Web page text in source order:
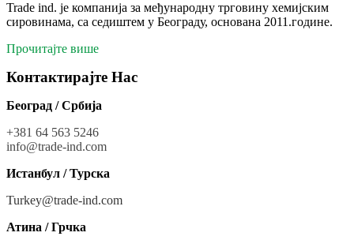
Trade ind. је компанија за међународну трговину хемијским
сировинама, са седиштем у Београду, основана 2011.године.
Прочитајте више
Контактирајте Нас
Београд / Србија
+381 64 563 5246
info@trade-ind.com
Истанбул / Турска
Turkey@trade-ind.com
Атина / Грчка